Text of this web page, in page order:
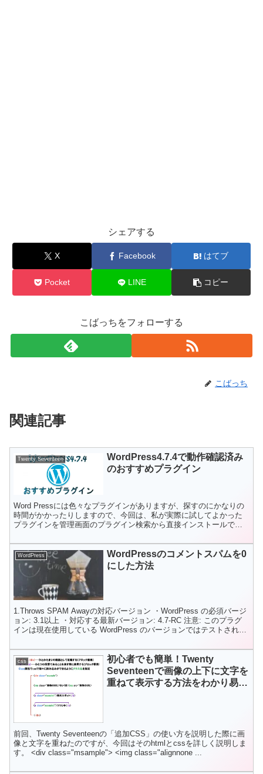
シェアする
X Facebook はてブ
Pocket LINE コピー
こばっちをフォローする
こばっち
関連記事
Twenty Seventeen
WordPress4.7.4で動作確認済み
のおすすめプラグイン
Word Pressには色々なプラグインがありますが、探すのにかなりの
時間がかかったりしますので、今回は、私が実際に試してよかった
プラグインを管理画面のプラグイン検索から直接インストールでき
WordPress
WordPressのコメントスパムを0
にした方法
1.Throws SPAM Awayの対応バージョン ・WordPress の必須バージ
ョン: 3.1以上 ・対応する最新バージョン: 4.7-RC 注意: このプラグ
インは現在使用している WordPress のバージョンではテストされ
css
初心者でも簡単！Twenty
Seventeenで画像の上下に文字を
重ねて表示する方法をわかり易く
前回、Twenty Seventeenの「追加CSS」の使い方を説明した際に画
像と文字を重ねたのですが、今回はそのhtmlとcssを詳しく説明しま
す。 <div class="msample"> <img class="alignnone ...